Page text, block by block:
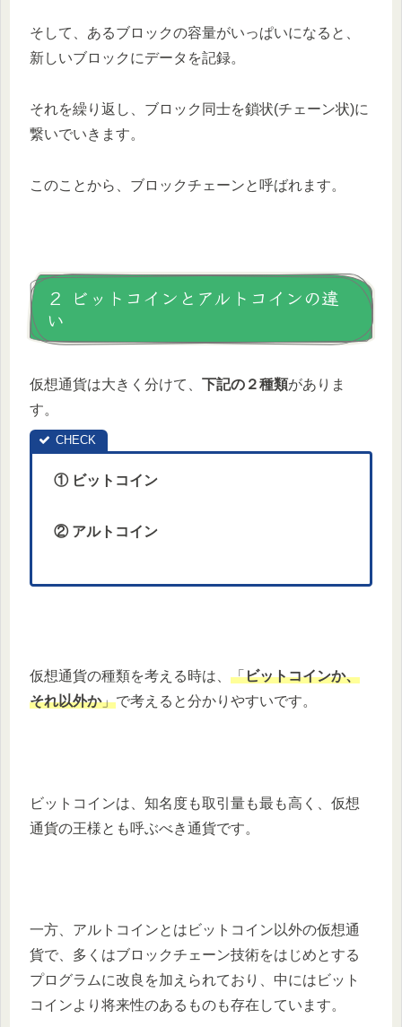
そして、あるブロックの容量がいっぱいになると、
新しいブロックにデータを記録。
それを繰り返し、ブロック同士を鎖状(チェーン状)に
繋いでいきます。
このことから、ブロックチェーンと呼ばれます。
２ ビットコインとアルトコインの違
い
仮想通貨は大きく分けて、 下記の２種類がありま
す。
① ビットコイン
② アルトコイン
仮想通貨の種類を考える時は、 「ビットコインか、
それ以外か」で考えると分かりやすいです。
ビットコインは、知名度も取引量も最も高く、仮想
通貨の王様とも呼ぶべき通貨です。
一方、アルトコインとはビットコイン以外の仮想通
貨で、多くはブロックチェーン技術をはじめとする
プログラムに改良を加えられており、中にはビット
コインより将来性のあるものも存在しています。